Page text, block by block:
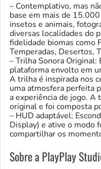
– Contemplativo, mas
base em mais de
insetos e animais,
diversas localidades do
fidelidade biomas como
Temperadas, Desertos,
– Trilha Sonora Original:
plataforma envolto em
A trilha é inspirada nos
uma atmosfera perfeita
a experiência de jogo.
original e foi composta
– HUD adaptável:
Display) e ative o modo
compartilhar os
Sobre a PlayPlay